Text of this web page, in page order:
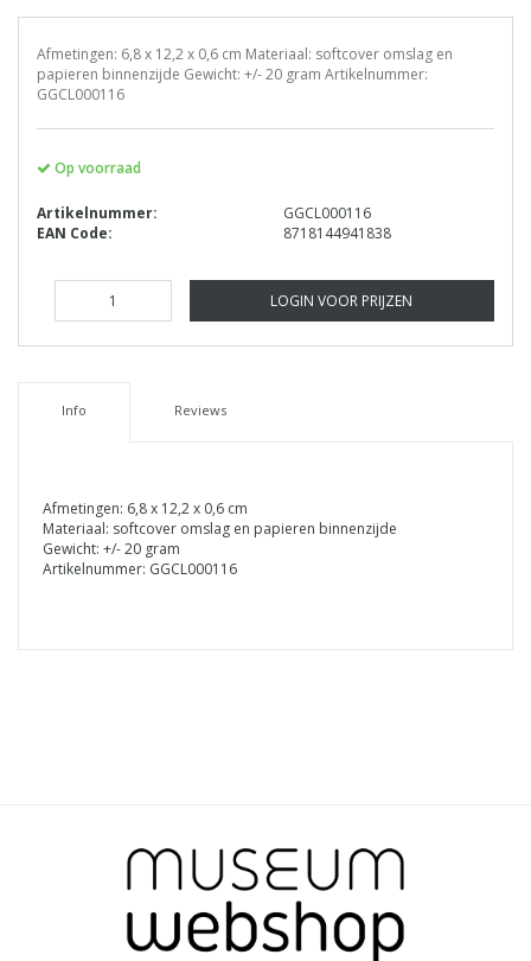
Afmetingen: 6,8 x 12,2 x 0,6 cm Materiaal: softcover omslag en
papieren binnenzijde Gewicht: +/- 20 gram Artikelnummer:
GGCL000116
Op voorraad
Artikelnummer:
GGCL000116
EAN Code:
8718144941838
LOGIN VOOR PRIJZEN
Info Reviews
Afmetingen: 6,8 x 12,2 x 0,6 cm
Materiaal: softcover omslag en papieren binnenzijde
Gewicht: +/- 20 gram
Artikelnummer: GGCL000116